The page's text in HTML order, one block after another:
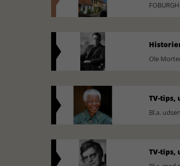
Ole
TV-tips,
Bl.a.
TV-tips,